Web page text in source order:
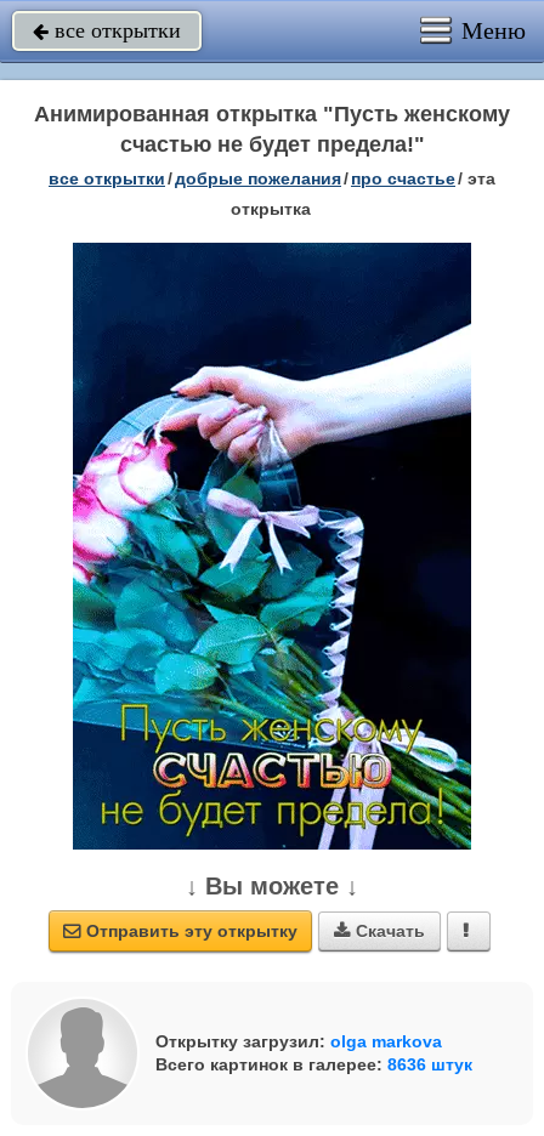
 все открытки Меню
Анимированная открытка "Пусть женскому
счастью не будет предела!"
все открытки/добрые пожелания/про счастье/ эта
открытка
↓ Вы можете ↓
 Отправить эту открытку  Скачать 
Открытку загрузил: olga markova
Всего картинок в галерее: 8636 штук